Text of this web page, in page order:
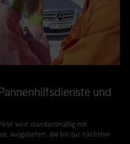
und
wird standardmäßig mit
ausgeliefert, die bis zur nächsten